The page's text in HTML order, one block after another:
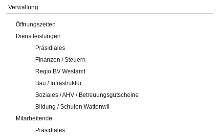
Verwaltung
Öffnungszeiten
Dienstleistungen
Präsidiales
Finanzen / Steuern
Regio BV Westamt
Bau / Infrastruktur
Soziales / AHV / Betreuungsgutscheine
Bildung / Schulen Wattenwil
Mitarbeitende
Präsidiales